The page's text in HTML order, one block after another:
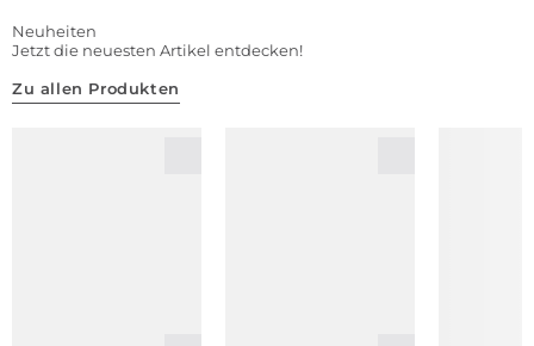
Neuheiten
Jetzt die neuesten Artikel entdecken!
Zu allen Produkten